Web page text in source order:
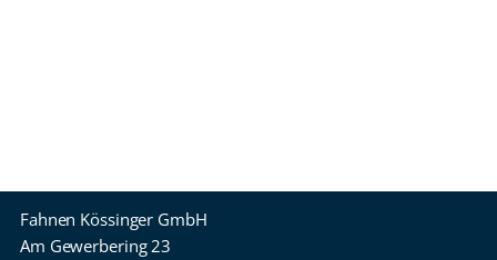
Fahnen Kössinger GmbH
Am Gewerbering 23